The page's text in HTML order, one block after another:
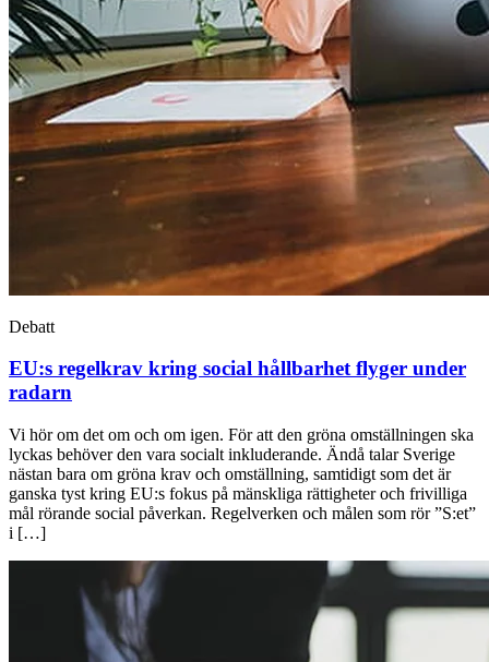
Debatt
EU:s regelkrav kring social hållbarhet flyger under
radarn
Vi hör om det om och om igen. För att den gröna omställningen ska
lyckas behöver den vara socialt inkluderande. Ändå talar Sverige
nästan bara om gröna krav och omställning, samtidigt som det är
ganska tyst kring EU:s fokus på mänskliga rättigheter och frivilliga
mål rörande social påverkan. Regelverken och målen som rör ”S:et”
i […]